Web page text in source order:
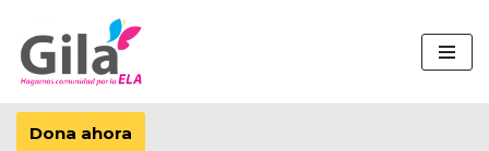
Saltar
al
contenido
Dona ahora